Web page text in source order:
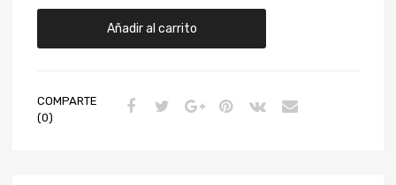
Añadir al carrito
COMPARTE
(0)